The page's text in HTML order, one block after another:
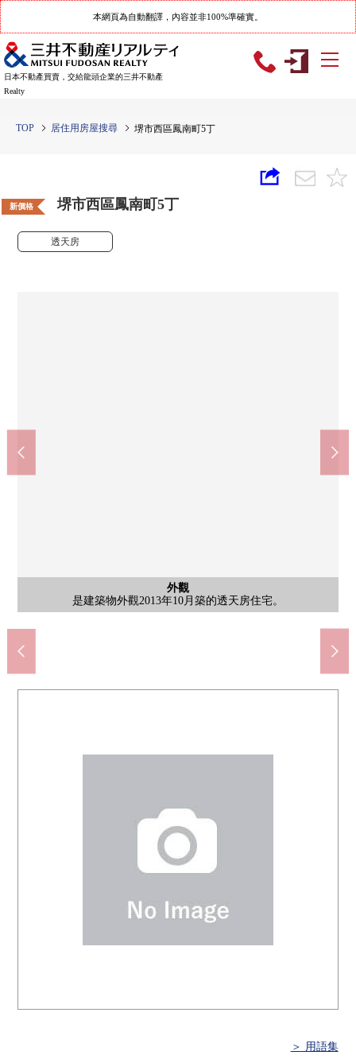
本網頁為自動翻譯，內容並非100%準確實。
日本不動產買賣，交給龍頭企業的三井不動產
Realty
TOP 居住用房屋搜尋 堺市西區鳳南町5丁
新價格 堺市西區鳳南町5丁
透天房
外觀
是建築物外觀2013年10月築的透天房住宅。
含有前面道路的外觀
東北一側前面道路照片道路幅員：有約5.8m。
客廳
客廳
廚房
是能瞭望廚房餐廳LDK的開放式廚房。
外觀
建築物外觀
外觀
建築物外觀
外觀
建築物外觀JR阪和線"鳳"車站步行15分鐘。通勤、上學在快速地鐵
停靠車站便利。
外觀
有建築物外觀土地面積100平方公尺(約30.25坪)。
外觀
可以建築物外觀停車2台。(有出自車型的限制)
外觀
被用於建築物外觀室內敬重上。
外觀
建築物外觀
外觀
約19.5張塌塌米建築物外觀的客廳飯廳廚房
外觀
建築物外觀
外觀
建築物外觀
外觀
建築物外觀
含有前面道路的外觀
東北一側前面道路照片道路幅員：有約5.8m。
7-Eleven堺鳳南町5丁店(約220m)
步行3分鐘
ario鳳(約1100m)
步行14分鐘
堺市立鳳南小學(約1020m)
步行13分鐘
堺市立鳳中學(約1220m)
步行16分鐘
＞ 用語集